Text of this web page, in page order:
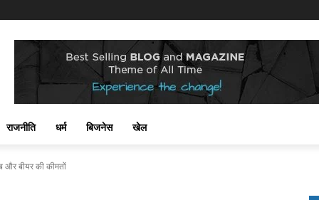
राजनीति धर्म बिजनेस खेल
और बीयर की कीमतों